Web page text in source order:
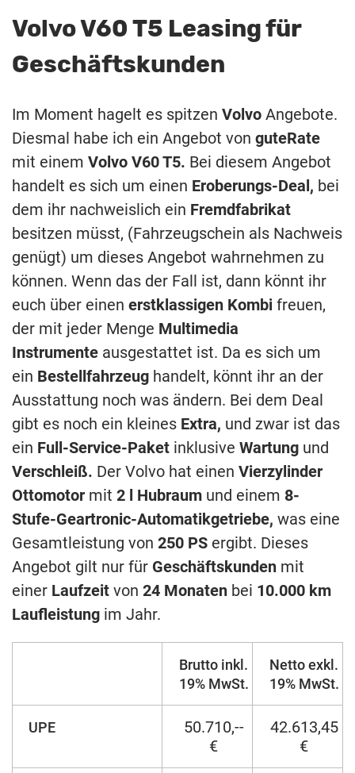
Volvo V60 T5 Leasing für
Geschäftskunden
Im Moment hagelt es spitzen Volvo Angebote.
Diesmal habe ich ein Angebot von guteRate
mit einem Volvo V60 T5. Bei diesem Angebot
handelt es sich um einen Eroberungs-Deal, bei
dem ihr nachweislich ein Fremdfabrikat
besitzen müsst, (Fahrzeugschein als Nachweis
genügt) um dieses Angebot wahrnehmen zu
können. Wenn das der Fall ist, dann könnt ihr
euch über einen erstklassigen Kombi freuen,
der mit jeder Menge Multimedia
Instrumente ausgestattet ist. Da es sich um
ein Bestellfahrzeug handelt, könnt ihr an der
Ausstattung noch was ändern. Bei dem Deal
gibt es noch ein kleines Extra, und zwar ist das
ein Full-Service-Paket inklusive Wartung und
Verschleiß. Der Volvo hat einen Vierzylinder
Ottomotor mit 2 l Hubraum und einem 8-
Stufe-Geartronic-Automatikgetriebe, was eine
Gesamtleistung von 250 PS ergibt. Dieses
Angebot gilt nur für Geschäftskunden mit
einer Laufzeit von 24 Monaten bei 10.000 km
Laufleistung im Jahr.
Brutto inkl.
19% MwSt.
Netto exkl.
19% MwSt.
UPE
50.710,--
€
42.613,45
€